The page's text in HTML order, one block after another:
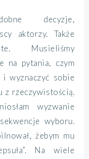
decyzje,
aktorzy. Także
Musieliśmy
na pytania, czym
wyznaczyć sobie
z rzeczywistością.
wyzwanie
wyboru.
żebym mu
Na wiele